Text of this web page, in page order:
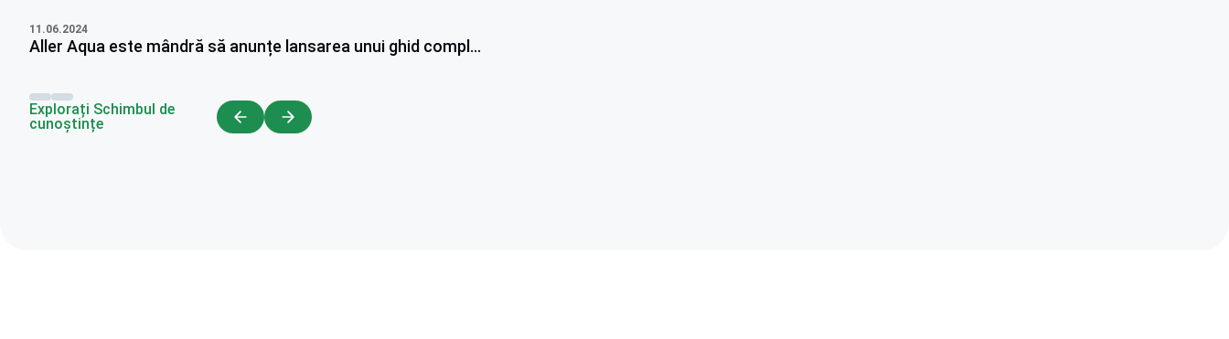
11.06.2024
Aller Aqua este mândră să anunțe lansarea unui ghid compl...
Explorați Schimbul de
cunoștințe